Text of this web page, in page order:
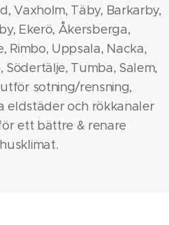
Vaxholm, Täby, Barkarby,
Ekerö, Åkersberga,
Rimbo, Uppsala, Nacka,
Tumba, Salem,
sotning/rensning,
eldstäder och rökkanaler
ett bättre & renare